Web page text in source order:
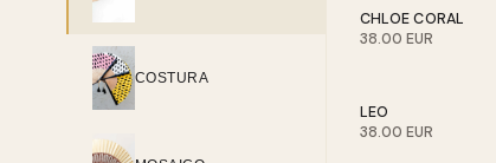
COSTURA
CHLOE CORAL
38.00 EUR
LEO
38.00 EUR